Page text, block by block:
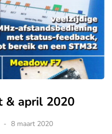
& april 2020
8 maart 2020